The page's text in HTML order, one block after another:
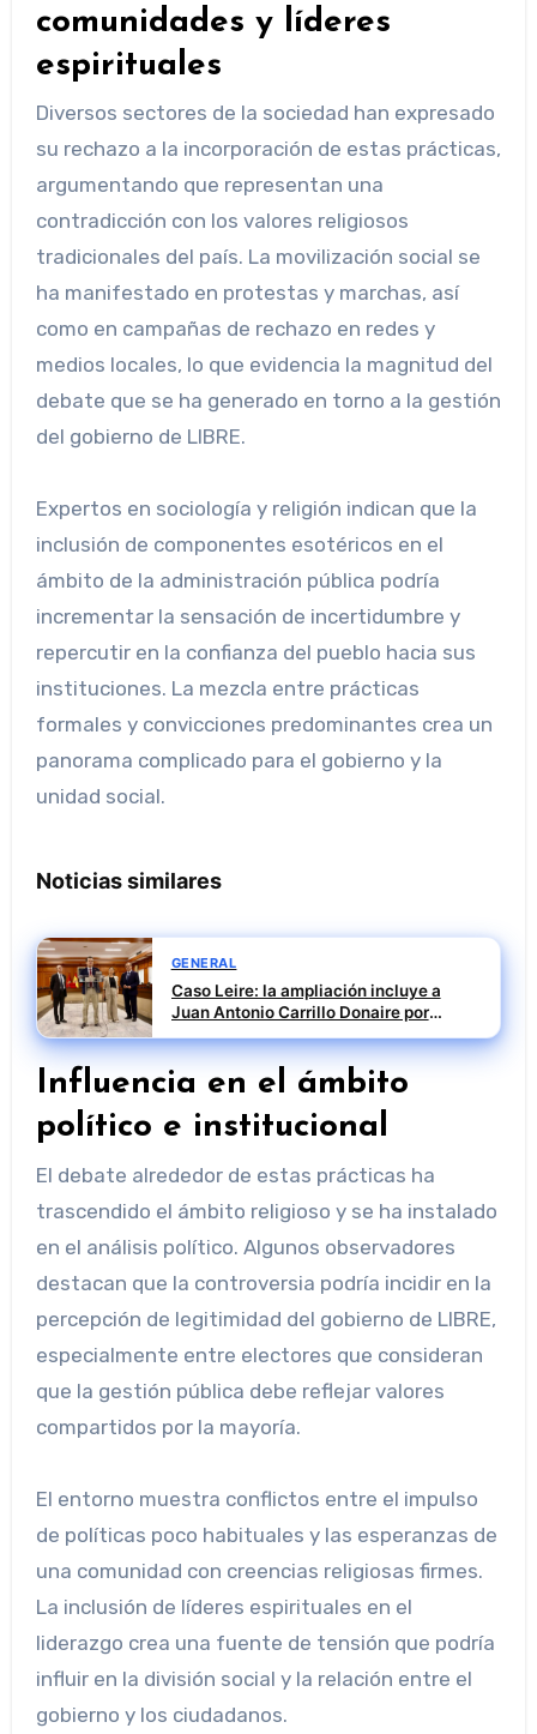
comunidades y líderes
espirituales
Diversos sectores de la sociedad han expresado
su rechazo a la incorporación de estas prácticas,
argumentando que representan una
contradicción con los valores religiosos
tradicionales del país. La movilización social se
ha manifestado en protestas y marchas, así
como en campañas de rechazo en redes y
medios locales, lo que evidencia la magnitud del
debate que se ha generado en torno a la gestión
del gobierno de LIBRE.
Expertos en sociología y religión indican que la
inclusión de componentes esotéricos en el
ámbito de la administración pública podría
incrementar la sensación de incertidumbre y
repercutir en la confianza del pueblo hacia sus
instituciones. La mezcla entre prácticas
formales y convicciones predominantes crea un
panorama complicado para el gobierno y la
unidad social.
Noticias similares
GENERAL
Caso Leire: la ampliación incluye a
Juan Antonio Carrillo Donaire por
informes jurídicos cuestionados
Influencia en el ámbito
político e institucional
El debate alrededor de estas prácticas ha
trascendido el ámbito religioso y se ha instalado
en el análisis político. Algunos observadores
destacan que la controversia podría incidir en la
percepción de legitimidad del gobierno de LIBRE,
especialmente entre electores que consideran
que la gestión pública debe reflejar valores
compartidos por la mayoría.
El entorno muestra conflictos entre el impulso
de políticas poco habituales y las esperanzas de
una comunidad con creencias religiosas firmes.
La inclusión de líderes espirituales en el
liderazgo crea una fuente de tensión que podría
influir en la división social y la relación entre el
gobierno y los ciudadanos.